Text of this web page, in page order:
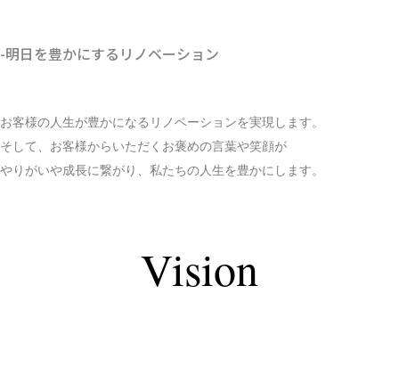
-明日を豊かにするリノベーション
お客様の人生が豊かになるリノベーションを実現します。
そして、お客様からいただくお褒めの言葉や笑顔が
やりがいや成長に繋がり、私たちの人生を豊かにします。
Vision